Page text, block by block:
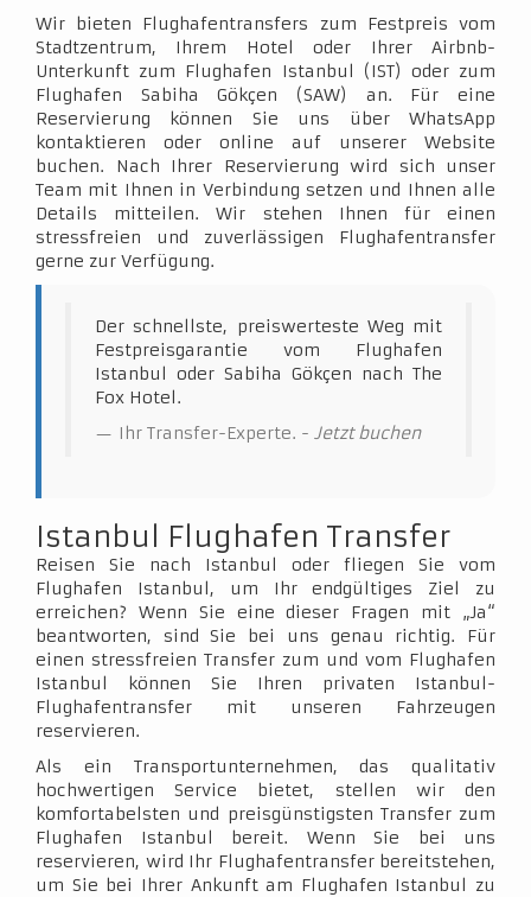
Wir bieten Flughafentransfers zum Festpreis vom
Stadtzentrum, Ihrem Hotel oder Ihrer Airbnb-
Unterkunft zum Flughafen Istanbul (IST) oder zum
Flughafen Sabiha Gökçen (SAW) an. Für eine
Reservierung können Sie uns über WhatsApp
kontaktieren oder online auf unserer Website
buchen. Nach Ihrer Reservierung wird sich unser
Team mit Ihnen in Verbindung setzen und Ihnen alle
Details mitteilen. Wir stehen Ihnen für einen
stressfreien und zuverlässigen Flughafentransfer
gerne zur Verfügung.
Der schnellste, preiswerteste Weg mit
Festpreisgarantie vom Flughafen
Istanbul oder Sabiha Gökçen nach The
Fox Hotel.
Ihr Transfer-Experte. - Jetzt buchen
Istanbul Flughafen Transfer
Reisen Sie nach Istanbul oder fliegen Sie vom
Flughafen Istanbul, um Ihr endgültiges Ziel zu
erreichen? Wenn Sie eine dieser Fragen mit „Ja“
beantworten, sind Sie bei uns genau richtig. Für
einen stressfreien Transfer zum und vom Flughafen
Istanbul können Sie Ihren privaten Istanbul-
Flughafentransfer mit unseren Fahrzeugen
reservieren.
Als ein Transportunternehmen, das qualitativ
hochwertigen Service bietet, stellen wir den
komfortabelsten und preisgünstigsten Transfer zum
Flughafen Istanbul bereit. Wenn Sie bei uns
reservieren, wird Ihr Flughafentransfer bereitstehen,
um Sie bei Ihrer Ankunft am Flughafen Istanbul zu